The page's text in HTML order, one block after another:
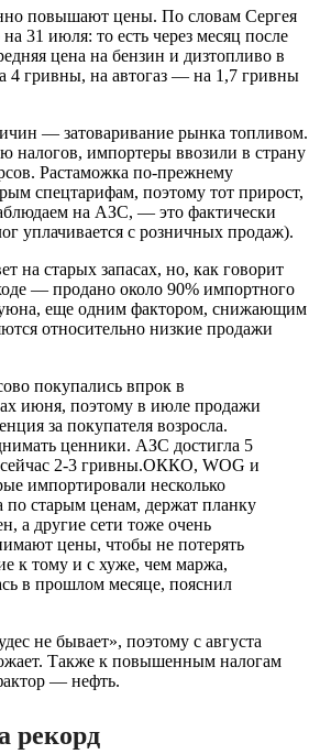
повышают цены. По словам Сергея
31 июля: то есть через месяц после
цена на бензин и дизтопливо в
4 гривны, на автогаз — на 1,7 гривны
— затоваривание рынка топливом.
налогов, импортеры ввозили в страну
Растаможка по-прежнему
спецтарифам, поэтому тот прирост,
на АЗС, — это фактически
уплачивается с розничных продаж).
на старых запасах, но, как говорит
— продано около 90% импортного
еще одним фактором, снижающим
относительно низкие продажи
покупались впрок в
июня, поэтому в июле продажи
за покупателя возросла.
ценники. АЗС достигла 5
сейчас 2-3 гривны.ОККО, WOG и
импортировали несколько
по старым ценам, держат планку
а другие сети тоже очень
цены, чтобы не потерять
к тому и с хуже, чем маржа,
в прошлом месяце, пояснил
не бывает», поэтому с августа
Также к повышенным налогам
— нефть.
рекорд